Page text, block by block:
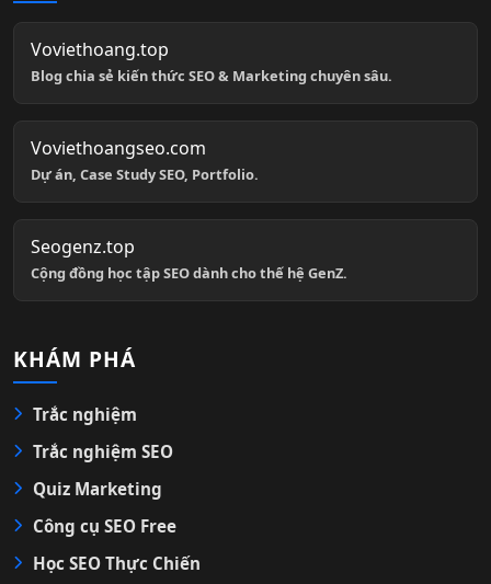
Voviethoang.top
Blog chia sẻ kiến thức SEO & Marketing chuyên sâu.
Voviethoangseo.com
Dự án, Case Study SEO, Portfolio.
Seogenz.top
Cộng đồng học tập SEO dành cho thế hệ GenZ.
KHÁM PHÁ
Trắc nghiệm
Trắc nghiệm SEO
Quiz Marketing
Công cụ SEO Free
Học SEO Thực Chiến